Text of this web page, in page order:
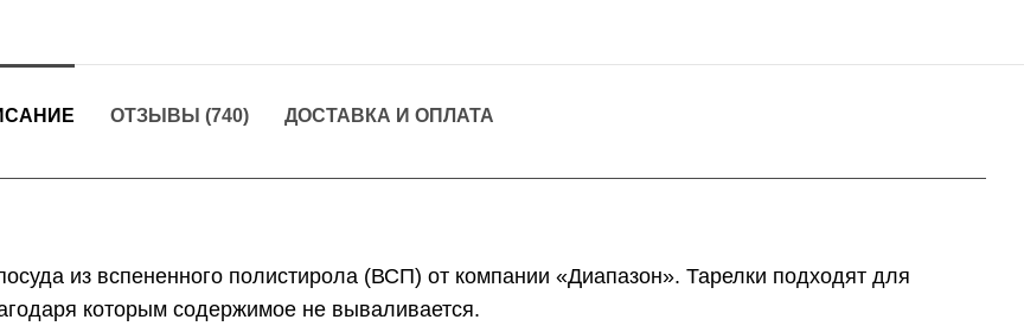
ОТЗЫВЫ (740) ДОСТАВКА И ОПЛАТА
из вспененного полистирола (ВСП) от компании «Диапазон». Тарелки подходят для
которым содержимое не вываливается.